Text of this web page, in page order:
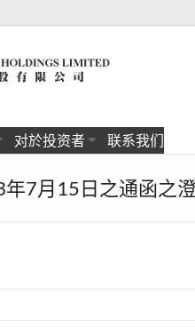
对於投资者 联系我们
7月15日之通函之